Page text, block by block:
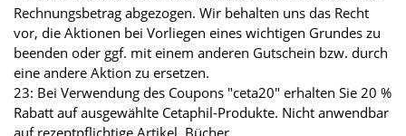
Rechnungsbetrag abgezogen. Wir behalten uns das Recht
vor, die Aktionen bei Vorliegen eines wichtigen Grundes zu
beenden oder ggf. mit einem anderen Gutschein bzw. durch
eine andere Aktion zu ersetzen.
23: Bei Verwendung des Coupons "ceta20" erhalten Sie 20 %
Rabatt auf ausgewählte Cetaphil-Produkte. Nicht anwendbar